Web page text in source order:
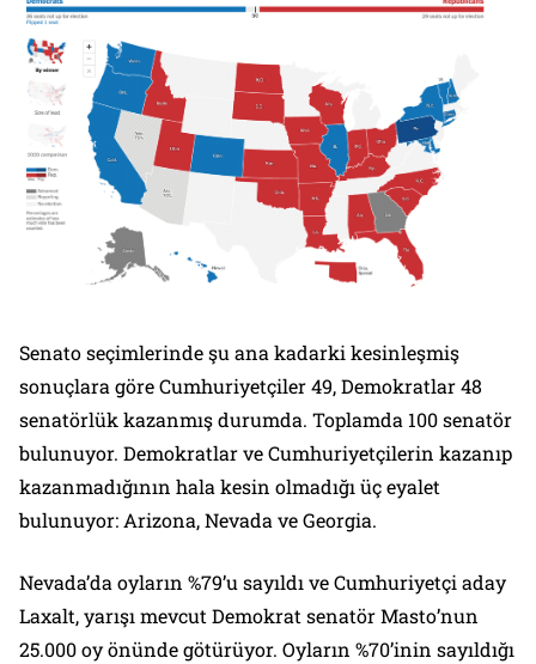
Senato seçimlerinde şu ana kadarki kesinleşmiş
sonuçlara göre Cumhuriyetçiler 49, Demokratlar 48
senatörlük kazanmış durumda. Toplamda 100 senatör
bulunuyor. Demokratlar ve Cumhuriyetçilerin kazanıp
kazanmadığının hala kesin olmadığı üç eyalet
bulunuyor: Arizona, Nevada ve Georgia.
Nevada’da oyların %79’u sayıldı ve Cumhuriyetçi aday
Laxalt, yarışı mevcut Demokrat senatör Masto’nun
25.000 oy önünde götürüyor. Oyların %70’inin sayıldığı